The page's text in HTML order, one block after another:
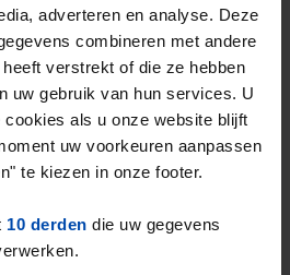
adverteren en analyse. Deze
combineren met andere
verstrekt of die ze hebben
uw gebruik van hun services. U
als u onze website blijft
uw voorkeuren aanpassen
te kiezen in onze footer.
10 derden die uw gegevens
Bekijk & reageer →